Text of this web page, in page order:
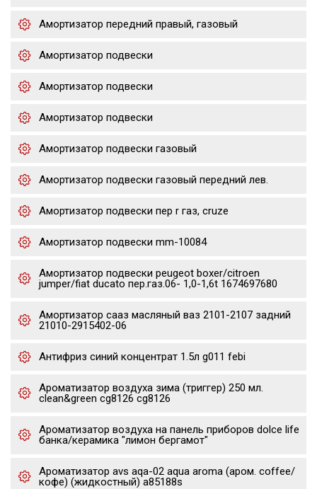
Амортизатор передний правый, газовый
Амортизатор подвески
Амортизатор подвески
Амортизатор подвески
Амортизатор подвески газовый
Амортизатор подвески газовый передний лев.
Амортизатор подвески пер r газ, cruze
Амортизатор подвески mm-10084
Амортизатор подвески peugeot boxer/citroen
jumper/fiat ducato пер.газ.06- 1,0-1,6t 1674697680
Амортизатор сааз масляный ваз 2101-2107 задний
21010-2915402-06
Антифриз синий концентрат 1.5л g011 febi
Ароматизатор воздуха зима (триггер) 250 мл.
clean&green cg8126 cg8126
Ароматизатор воздуха на панель приборов dolce life
банка/керамика "лимон бергамот"
Ароматизатор avs aqa-02 aqua aroma (аром. coffee/
кофе) (жидкостный) a85188s